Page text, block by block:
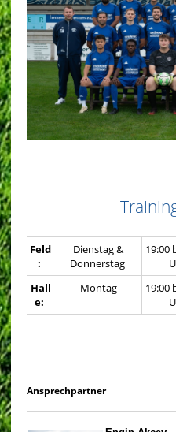
Feld
:
Dienstag &
Donnerstag
19:00
Hall
e:
Montag
19:00
Ansprechpartner